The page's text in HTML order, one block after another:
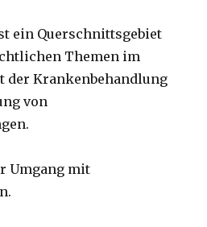
ein Querschnittsgebiet
Themen im
der Krankenbehandlung
von
Umgang mit